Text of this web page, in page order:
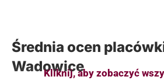
Średnia ocen
Wadowice
Kliknij, aby zobaczyć